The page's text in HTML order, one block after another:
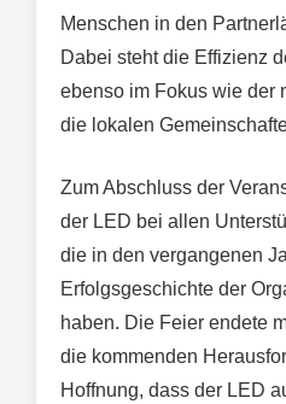
Menschen in den
Dabei steht die Effizienz
ebenso im Fokus wie der
die lokalen
Zum Abschluss der
der LED bei allen
die in den vergangenen
Erfolgsgeschichte der
haben. Die Feier endete
die kommenden
Hoffnung, dass der LED